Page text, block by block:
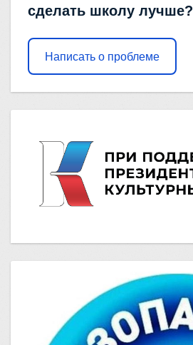
сделать школу лучше?
Написать о проблеме